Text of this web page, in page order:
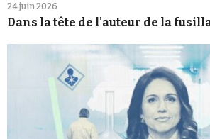
24 juin 2026
Dans la tête de l'auteur de la